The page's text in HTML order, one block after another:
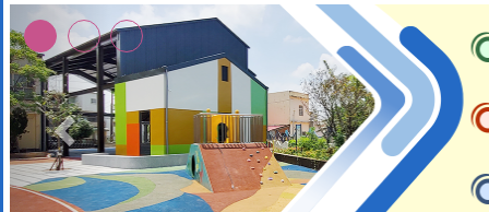
本校115學年度第2次